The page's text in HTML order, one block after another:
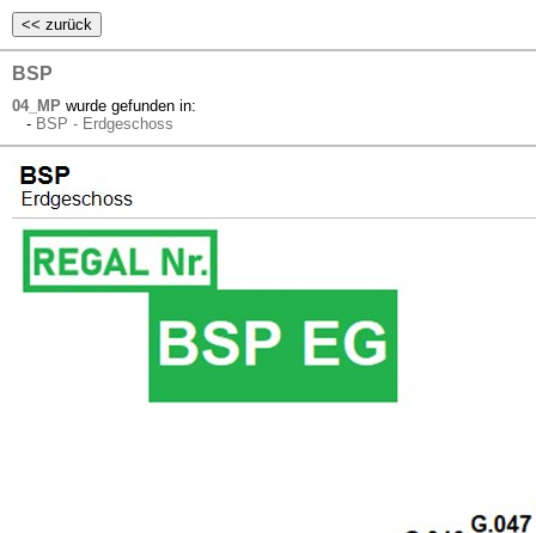
BSP
04_MP wurde gefunden in:
- BSP - Erdgeschoss